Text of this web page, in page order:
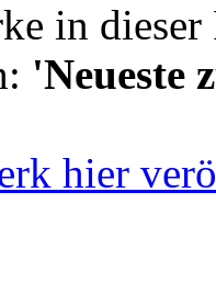
in
'Neueste
hier